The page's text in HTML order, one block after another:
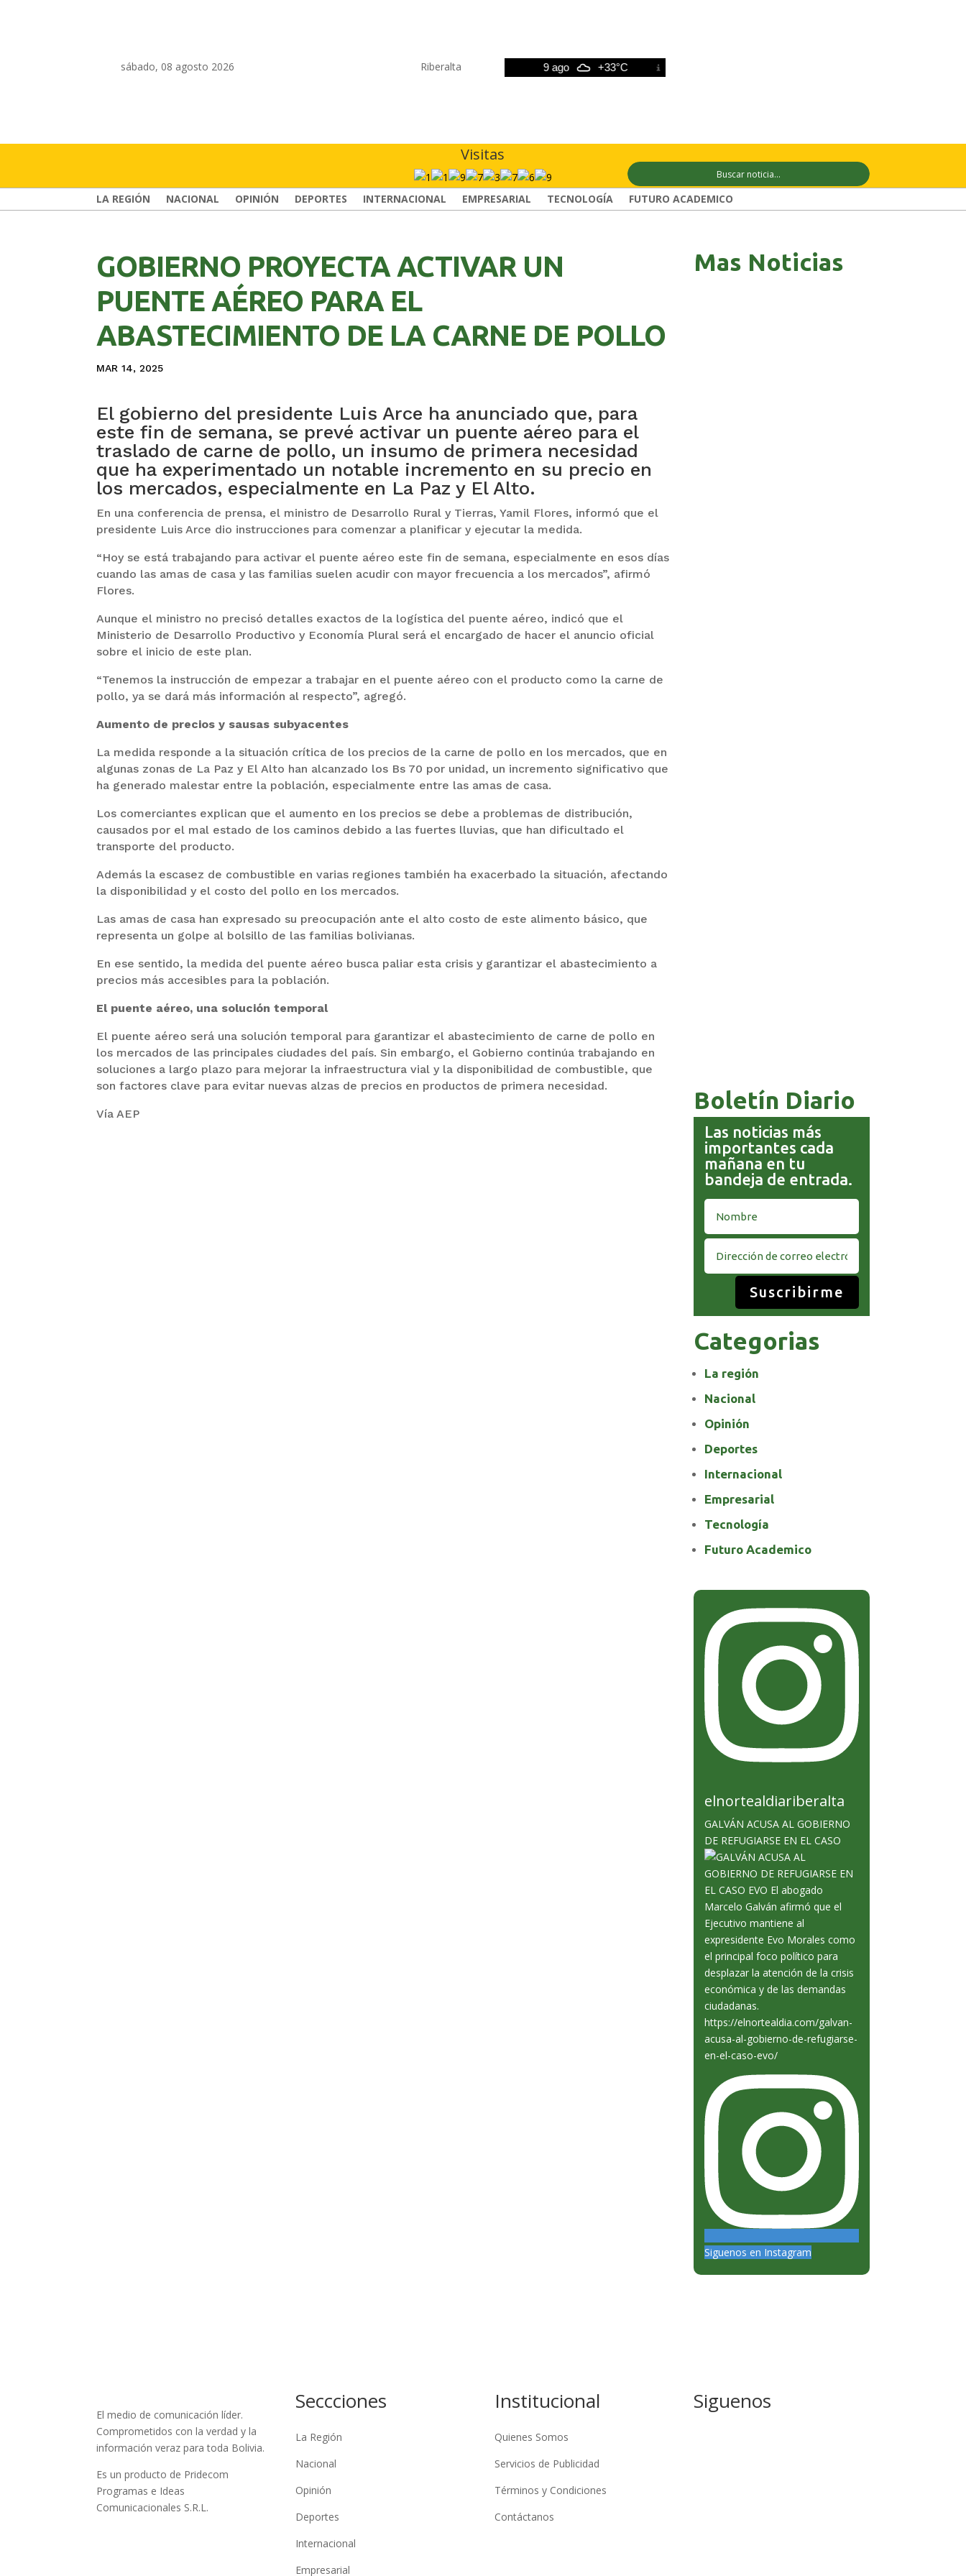
sábado, 08 agosto 2026 Riberalta+33°C 9 ago +33°C 10 ago
Visitas
LA REGIÓN NACIONAL OPINIÓN DEPORTES INTERNACIONAL EMPRESARIAL TECNOLOGÍA FUTURO ACADEMICO
GOBIERNO PROYECTA ACTIVAR UN
PUENTE AÉREO PARA EL
ABASTECIMIENTO DE LA CARNE DE POLLO
MAR 14, 2025
El gobierno del presidente Luis Arce ha anunciado que, para
este fin de semana, se prevé activar un puente aéreo para el
traslado de carne de pollo, un insumo de primera necesidad
que ha experimentado un notable incremento en su precio en
los mercados, especialmente en La Paz y El Alto.
En una conferencia de prensa, el ministro de Desarrollo Rural y Tierras, Yamil Flores, informó que el
presidente Luis Arce dio instrucciones para comenzar a planificar y ejecutar la medida.
“Hoy se está trabajando para activar el puente aéreo este fin de semana, especialmente en esos días
cuando las amas de casa y las familias suelen acudir con mayor frecuencia a los mercados”, afirmó
Flores.
Aunque el ministro no precisó detalles exactos de la logística del puente aéreo, indicó que el
Ministerio de Desarrollo Productivo y Economía Plural será el encargado de hacer el anuncio oficial
sobre el inicio de este plan.
“Tenemos la instrucción de empezar a trabajar en el puente aéreo con el producto como la carne de
pollo, ya se dará más información al respecto”, agregó.
Aumento de precios y sausas subyacentes
La medida responde a la situación crítica de los precios de la carne de pollo en los mercados, que en
algunas zonas de La Paz y El Alto han alcanzado los Bs 70 por unidad, un incremento significativo que
ha generado malestar entre la población, especialmente entre las amas de casa.
Los comerciantes explican que el aumento en los precios se debe a problemas de distribución,
causados por el mal estado de los caminos debido a las fuertes lluvias, que han dificultado el
transporte del producto.
Además la escasez de combustible en varias regiones también ha exacerbado la situación, afectando
la disponibilidad y el costo del pollo en los mercados.
Las amas de casa han expresado su preocupación ante el alto costo de este alimento básico, que
representa un golpe al bolsillo de las familias bolivianas.
En ese sentido, la medida del puente aéreo busca paliar esta crisis y garantizar el abastecimiento a
precios más accesibles para la población.
El puente aéreo, una solución temporal
El puente aéreo será una solución temporal para garantizar el abastecimiento de carne de pollo en
los mercados de las principales ciudades del país. Sin embargo, el Gobierno continúa trabajando en
soluciones a largo plazo para mejorar la infraestructura vial y la disponibilidad de combustible, que
son factores clave para evitar nuevas alzas de precios en productos de primera necesidad.
Vía AEP
Mas Noticias
Boletín Diario
Las noticias más
importantes cada
mañana en tu
bandeja de entrada.
Suscribirme
Categorias
La región
Nacional
Opinión
Deportes
Internacional
Empresarial
Tecnología
Futuro Academico
elnortealdiariberalta
GALVÁN ACUSA AL GOBIERNO
DE REFUGIARSE EN EL CASO
Siguenos en Instagram
El medio de comunicación líder.
Comprometidos con la verdad y la
información veraz para toda Bolivia.
Es un producto de Pridecom
Programas e Ideas
Comunicacionales S.R.L.
Seccciones
La Región
Nacional
Opinión
Deportes
Internacional
Empresarial
Institucional
Quienes Somos
Servicios de Publicidad
Términos y Condiciones
Contáctanos
Siguenos